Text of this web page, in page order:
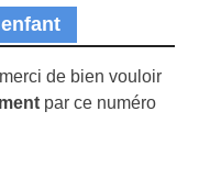
de bien vouloir
par ce numéro